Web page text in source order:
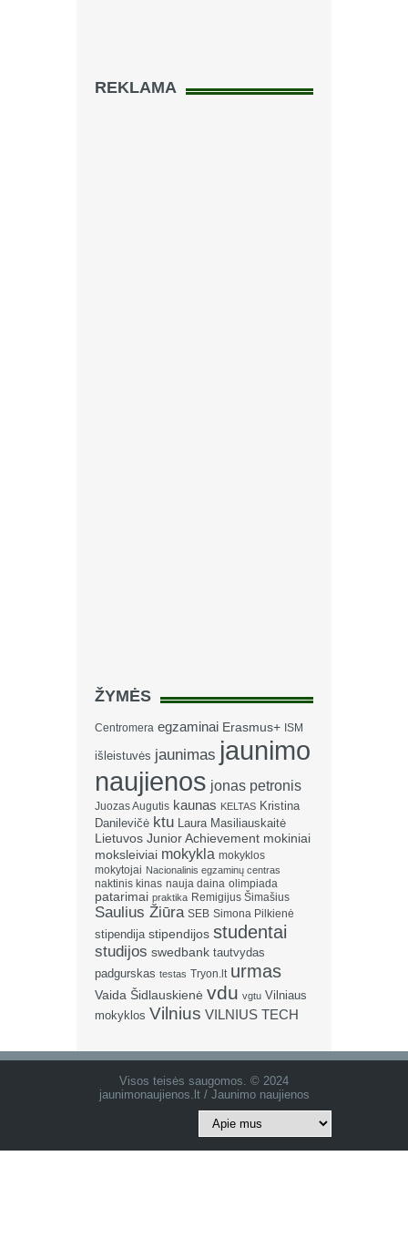
REKLAMA
ŽYMĖS
Centromera egzaminai Erasmus+ ISM
išleistuvės jaunimas jaunimo
naujienos jonas petronis
Juozas Augutis kaunas KELTAS Kristina
Danilevičė ktu Laura Masiliauskaitė
Lietuvos Junior Achievement mokiniai
moksleiviai mokykla mokyklos
mokytojai Nacionalinis egzaminų centras
naktinis kinas nauja daina olimpiada
patarimai praktika Remigijus Šimašius
Saulius Žiūra SEB Simona Pilkienė
stipendija stipendijos studentai
studijos swedbank tautvydas
padgurskas testas Tryon.lt urmas
Vaida Šidlauskienė vdu vgtu Vilniaus
mokyklos Vilnius VILNIUS TECH
Visos teisės saugomos. © 2024
jaunimonaujienos.lt / Jaunimo naujienos